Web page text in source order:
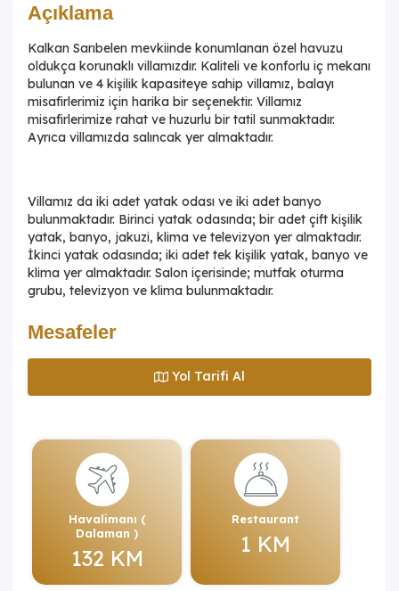
Açıklama
Kalkan Sarıbelen mevkiinde konumlanan özel havuzu
oldukça korunaklı villamızdır. Kaliteli ve konforlu iç mekanı
bulunan ve 4 kişilik kapasiteye sahip villamız, balayı
misafirlerimiz için harika bir seçenektir. Villamız
misafirlerimize rahat ve huzurlu bir tatil sunmaktadır.
Ayrıca villamızda salıncak yer almaktadır.
Villamız da iki adet yatak odası ve iki adet banyo
bulunmaktadır. Birinci yatak odasında; bir adet çift kişilik
yatak, banyo, jakuzi, klima ve televizyon yer almaktadır.
İkinci yatak odasında; iki adet tek kişilik yatak, banyo ve
klima yer almaktadır. Salon içerisinde; mutfak oturma
grubu, televizyon ve klima bulunmaktadır.
Mesafeler
Yol Tarifi Al
Havalimanı (
Dalaman )
132 KM
Restaurant
1 KM